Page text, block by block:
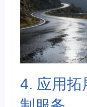
4. 应用拓